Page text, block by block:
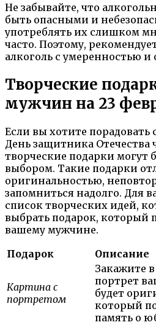
Не забывайте, что
быть опасными и
употреблять их слишком
часто. Поэтому,
алкоголь с умеренностью и
Творческие
мужчин на 23
Если вы хотите порадовать
День защитника
творческие подарки могут
выбором. Такие подарки
оригинальностью,
запомниться надолго. Для
список творческих идей,
выбрать подарок, который
вашему мужчине.
Подарок
Описание
Картина с
портретом
Закажите
портрет
будет
который
память о